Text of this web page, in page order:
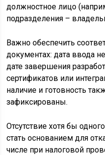
должностное лицо
подразделения –
Важно обеспечить
документах: дата ввода
дате завершения
сертификатов или
наличие и готовность
зафиксированы.
Отсутствие хотя бы
стать основанием для
числе при налоговой